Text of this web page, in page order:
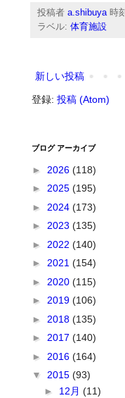
投稿者a.shibuya 時
ラベル:体育施設
新しい投稿
登録:投稿 (Atom)
ブログ アーカイブ
► 2026(118)
►2025(195)
► 2024(173)
►2023(135)
► 2022(140)
►2021(154)
► 2020(115)
►2019(106)
► 2018(135)
►2017(140)
► 2016(164)
▼2015(93)
► 12月(11)